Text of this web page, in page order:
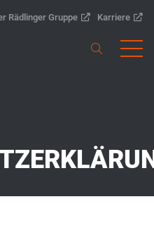
Rädlinger Gruppe Karriere